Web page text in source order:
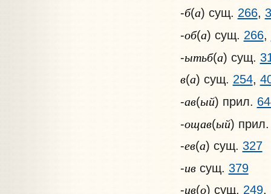
-б(а) сущ. 266,
-об(а) сущ. 266,
-ытьб(а) сущ.
в(а) сущ. 254,
-ав(ый) прил.
-ощав(ый)
-ев(а) сущ. 327
-ивсущ. 379
-ив(о) сущ. 249,